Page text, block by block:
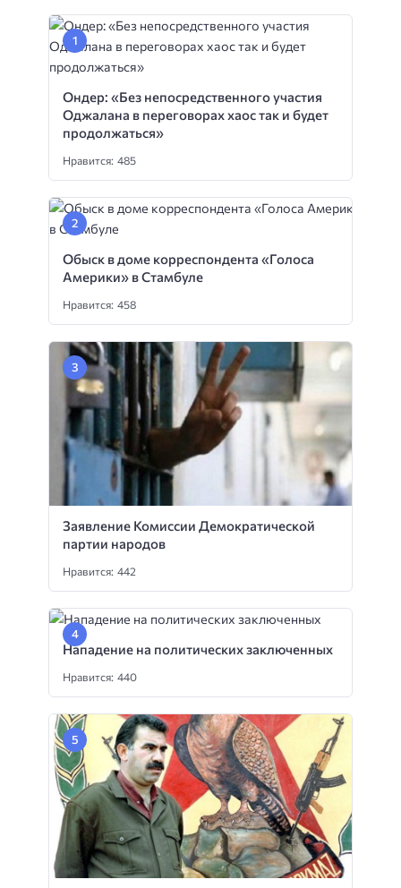
Ондер: «Без непосредственного участия
Оджалана в переговорах хаос так и будет
продолжаться»
Нравится: 485
Обыск в доме корреспондента «Голоса
Америки» в Стамбуле
Нравится: 458
Заявление Комиссии Демократической
партии народов
Нравится: 442
Нападение на политических заключенных
Нравится: 440